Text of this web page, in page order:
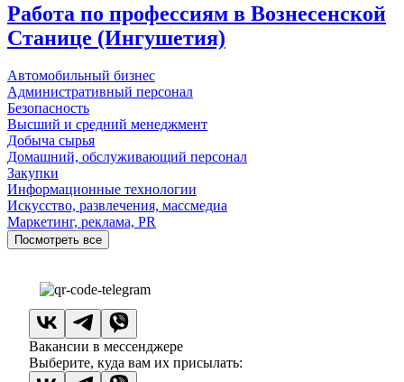
Работа по профессиям в Вознесенской
Станице (Ингушетия)
Автомобильный бизнес
Административный персонал
Безопасность
Высший и средний менеджмент
Добыча сырья
Домашний, обслуживающий персонал
Закупки
Информационные технологии
Искусство, развлечения, массмедиа
Маркетинг, реклама, PR
Посмотреть все
Вакансии в мессенджере
Выберите, куда вам их присылать: